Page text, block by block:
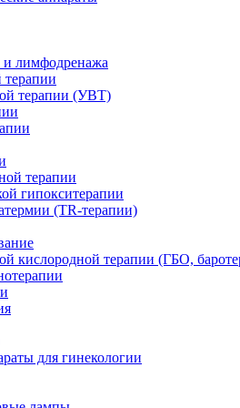
и лимфодренажа
терапии
терапии (УВТ)
терапии
гипокситерапии
(TR-терапии)
кислородной терапии (ГБО,
для гинекологии